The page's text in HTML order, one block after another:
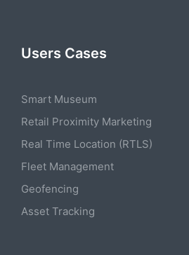
Users Cases
Smart Museum
Retail Proximity Marketing
Real Time Location (RTLS)
Fleet Management
Geofencing
Asset Tracking